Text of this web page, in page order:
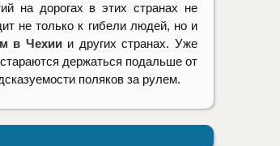
на дорогах в этих странах не
не только к гибели людей, но и
в Чехиии других странах. Уже
держаться подальше от
поляков за рулем.